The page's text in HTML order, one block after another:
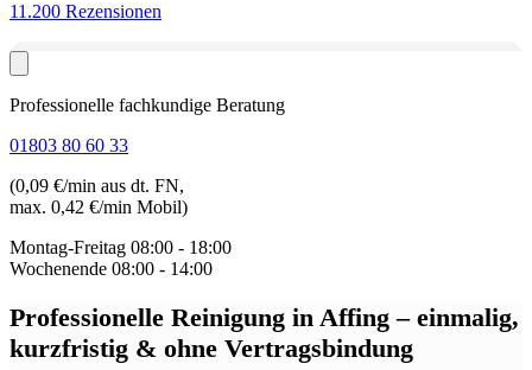
11.200 Rezensionen
Professionelle fachkundige Beratung
01803 80 60 33
(0,09 €/min aus dt. FN,
max. 0,42 €/min Mobil)
Montag-Freitag 08:00 - 18:00
Wochenende 08:00 - 14:00
Professionelle Reinigung in Affing– einmalig,
kurzfristig & ohne Vertragsbindung